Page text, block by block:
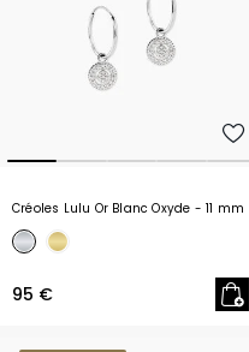
Créoles Lulu Or Blanc Oxyde - 11 mm
95 €